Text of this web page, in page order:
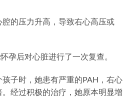
的压力升高，导致右心高压或
孕后对心脏进行了一次复查。
子时，她患有严重的PAH，右心
经过积极的治疗，她原本明显增